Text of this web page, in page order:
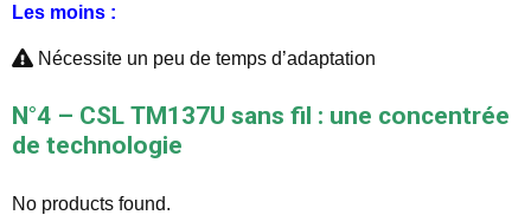
Les moins :
Nécessite un peu de temps d’adaptation
N°4 – CSL TM137U sans fil : une concentrée
de technologie
No products found.